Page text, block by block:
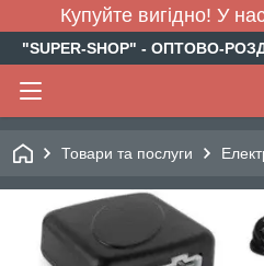
Купуйте вигідно! У
"SUPER-SHOP" - ОПТОВО-
Товари та послуги